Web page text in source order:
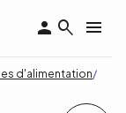
d'alimentation